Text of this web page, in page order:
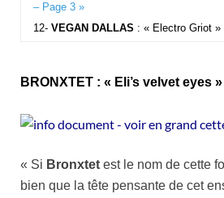
– Page 3 »
12- VEGAN DALLAS : « Electro Griot »
BRONXTET : « Eli’s velvet eyes »
« Si Bronxtet est le nom de cette
bien que la tête pensante de cet